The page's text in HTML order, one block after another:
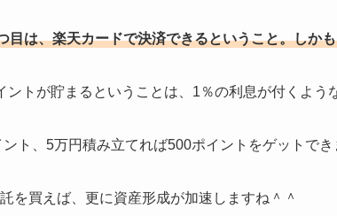
目は、楽天カードで決済できるということ。しか
トが貯まるということは、1％の利息が付くよう
ト、5万円積み立てれば500ポイントをゲットでき
を買えば、更に資産形成が加速しますね＾＾